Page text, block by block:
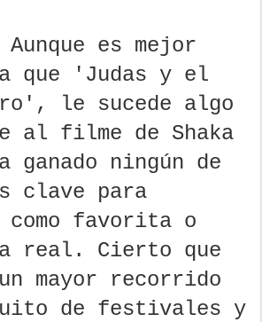
es mejor
que 'Judas y el
le sucede algo
al filme de Shaka
ganado ningún de
clave para
como favorita o
real. Cierto que
mayor recorrido
de festivales y